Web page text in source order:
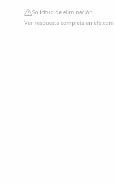
Solicitud de eliminación
Ver respuesta completa en efe.com